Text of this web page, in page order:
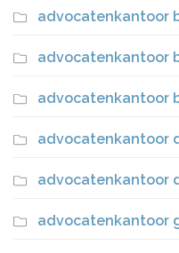
advocatenkantoor
advocatenkantoor
advocatenkantoor
advocatenkantoor
advocatenkantoor
advocatenkantoor